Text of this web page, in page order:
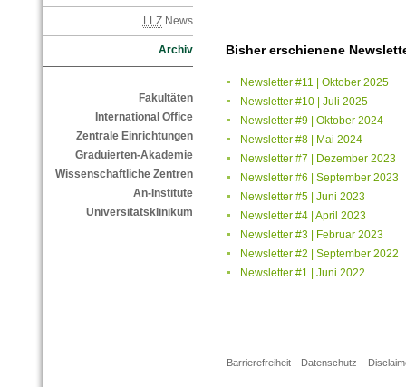
LLZNews
Archiv
Fakultäten
International Office
Zentrale Einrichtungen
Graduierten-Akademie
Wissenschaftliche Zentren
An-Institute
Universitätsklinikum
Bisher erschienene
Newsletter #11 | Oktober 2025
Newsletter #10 | Juli 2025
Newsletter #9 | Oktober 2024
Newsletter #8 | Mai 2024
Newsletter #7 | Dezember 2023
Newsletter #6 | September 2023
Newsletter #5 | Juni 2023
Newsletter #4 | April 2023
Newsletter #3 | Februar 2023
Newsletter #2 | September 2022
Newsletter #1 | Juni 2022
Barrierefreiheit Datenschutz